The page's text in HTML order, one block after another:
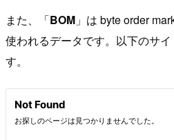
また、「BOM 」は byte order
使われるデータです。以下のサ
す。